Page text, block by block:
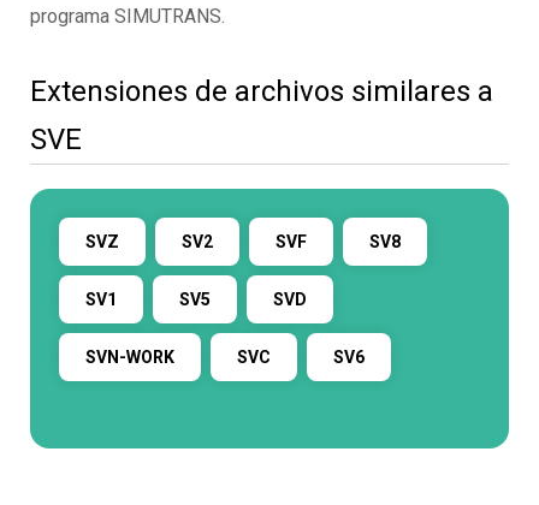
programa SIMUTRANS.
Extensiones de archivos similares a
SVE
SVZ SV2 SVF SV8
SV1 SV5 SVD
SVN-WORK SVC SV6